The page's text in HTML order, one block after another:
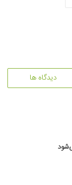
دیدگاه ها